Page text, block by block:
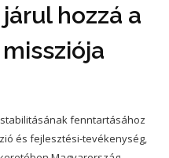
hozzá a
fenntartásához
és fejlesztési-tevékenység,